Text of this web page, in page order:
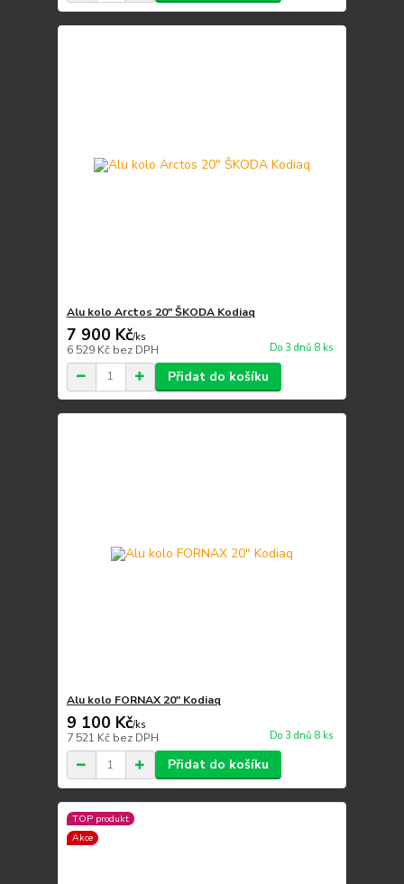
Alu kolo Arctos 20" ŠKODA Kodiaq
7 900 Kč/ks
6 529 Kč bez DPH Do 3 dnů 8 ks
Přidat do košíku
Alu kolo FORNAX 20" Kodiaq
9 100 Kč/ks
7 521 Kč bez DPH Do 3 dnů 8 ks
Přidat do košíku
TOP produkt
Akce